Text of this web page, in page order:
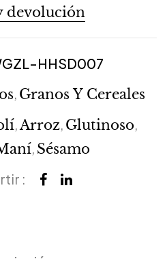
devolución
HHSD007
Granos Y Cereales
Arroz Glutinoso
Sésamo
: